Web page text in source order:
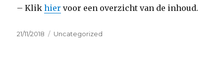
– Klikhier voor een overzicht van de inhoud.
Geplaatst
21/11/2018 Categorieën
Uncategorized